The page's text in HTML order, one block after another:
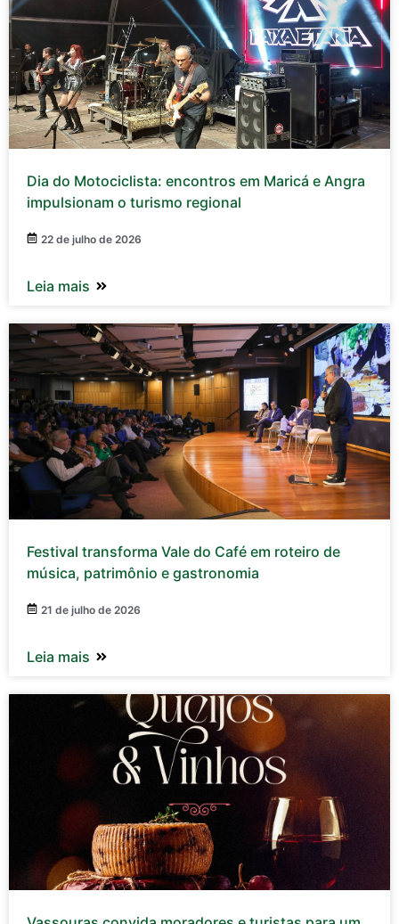
Dia do Motociclista: encontros em Maricá e Angra
impulsionam o turismo regional
22 de julho de 2026
Leia mais
Festival transforma Vale do Café em roteiro de
música, patrimônio e gastronomia
21 de julho de 2026
Leia mais